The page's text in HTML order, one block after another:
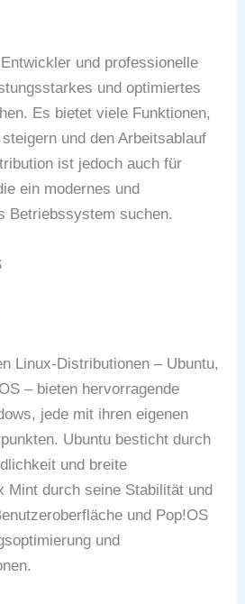
und professionelle
und optimiertes
Es bietet viele Funktionen,
und den Arbeitsablauf
ist jedoch auch für
ein modernes und
Betriebssystem suchen.
Linux-Distributionen – Ubuntu,
– bieten hervorragende
jede mit ihren eigenen
Ubuntu besticht durch
und breite
Mint durch seine Stabilität und
und Pop!OS
und